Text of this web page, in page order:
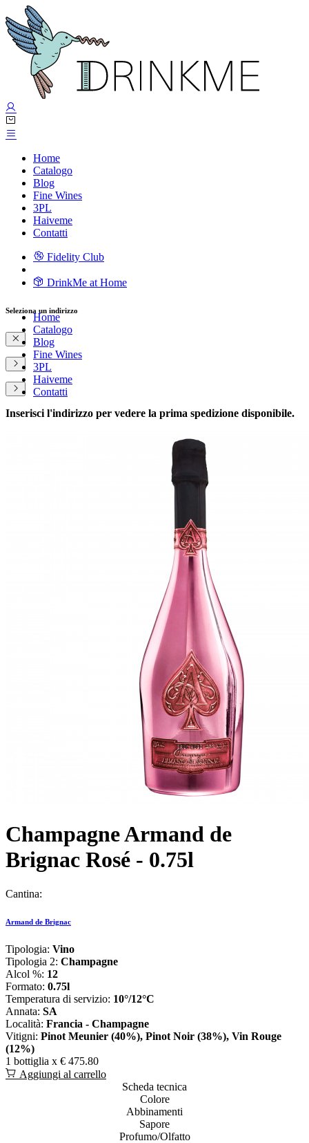
Home
Catalogo
Blog
Fine Wines
3PL
Haiveme
Contatti
Fidelity Club
DrinkMe at Home
Home
Catalogo
Blog
Fine Wines
3PL
Haiveme
Contatti
Seleziona un indirizzo
Inserisci l'indirizzo per vedere la prima spedizione disponibile.
Champagne Armand de
Brignac Rosé - 0.75l
Cantina:
Armand de Brignac
Tipologia: Vino
Tipologia 2: Champagne
Alcol %: 12
Formato: 0.75l
Temperatura di servizio: 10°/12°C
Annata: SA
Località: Francia - Champagne
Vitigni: Pinot Meunier (40%), Pinot Noir (38%), Vin Rouge
(12%)
1 bottiglia x € 475.80
Aggiungi al carrello
Scheda tecnica
Colore
Abbinamenti
Sapore
Profumo/Olfatto